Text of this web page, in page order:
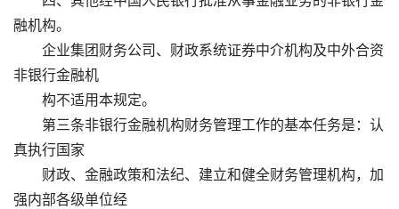
融机构。
企业集团财务公司、财政系统证券中介机构及中外合资
非银行金融机
构不适用本规定。
第三条非银行金融机构财务管理工作的基本任务是：认
真执行国家
财政、金融政策和法纪、建立和健全财务管理机构，加
强内部各级单位经